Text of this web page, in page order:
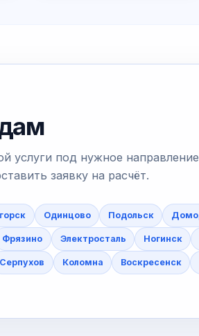
услуги под нужное
заявку на расчёт.
Одинцово Подольск
Фрязино Электросталь Ногинск
Серпухов Коломна Воскресенск